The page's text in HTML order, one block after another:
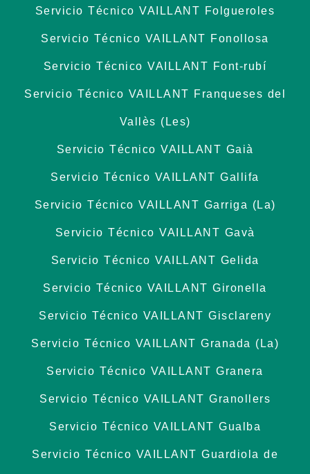
Servicio Técnico VAILLANT Folgueroles
Servicio Técnico VAILLANT Fonollosa
Servicio Técnico VAILLANT Font-rubí
Servicio Técnico VAILLANT Franqueses del
Vallès (Les)
Servicio Técnico VAILLANT Gaià
Servicio Técnico VAILLANT Gallifa
Servicio Técnico VAILLANT Garriga (La)
Servicio Técnico VAILLANT Gavà
Servicio Técnico VAILLANT Gelida
Servicio Técnico VAILLANT Gironella
Servicio Técnico VAILLANT Gisclareny
Servicio Técnico VAILLANT Granada (La)
Servicio Técnico VAILLANT Granera
Servicio Técnico VAILLANT Granollers
Servicio Técnico VAILLANT Gualba
Servicio Técnico VAILLANT Guardiola de